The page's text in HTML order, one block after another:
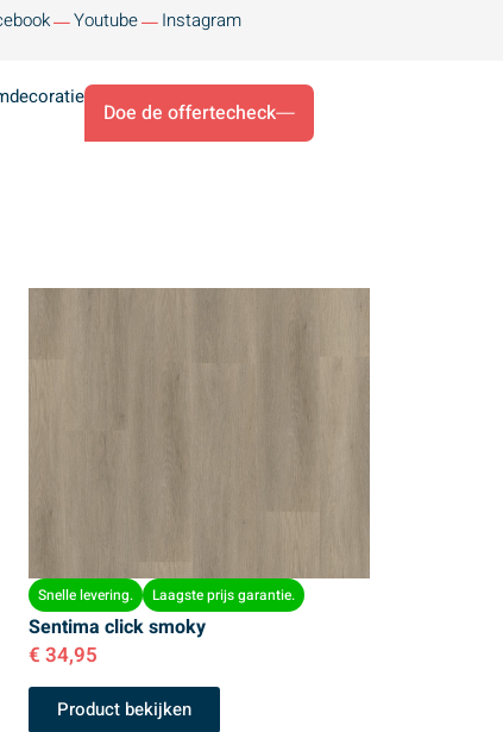
Youtube Instagram
Doe de offertecheck
Snelle levering. Laagste prijs garantie.
Sentima click smoky
€ 34,95
Product bekijken